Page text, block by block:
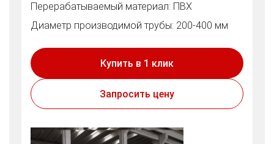
Перерабатываемый материал: ПВХ
Диаметр производимой трубы: 200-400 мм
Купить в 1 клик
Запросить цену